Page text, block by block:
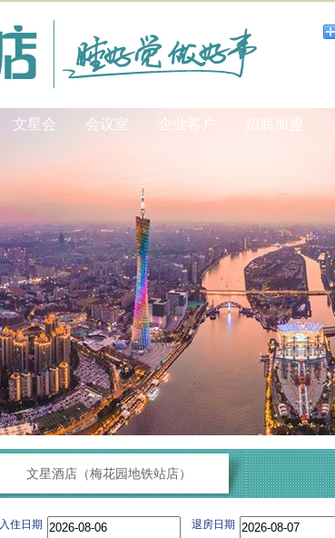
文星会 会议室 企业客户 招商加盟
文星酒店（梅花园地铁站店）
入住日期 退房日期